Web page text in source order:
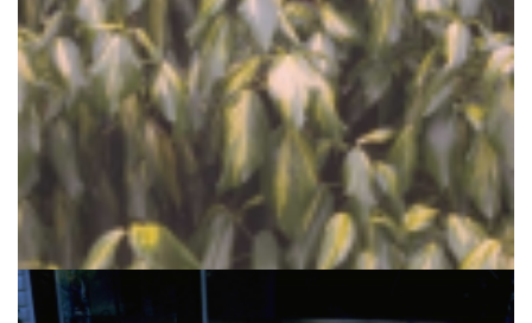
Klimop
Hedera colchica 'Sulphur Heart'